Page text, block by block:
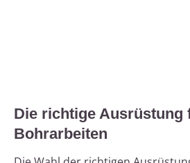
Die richtige Ausrüstung
Bohrarbeiten